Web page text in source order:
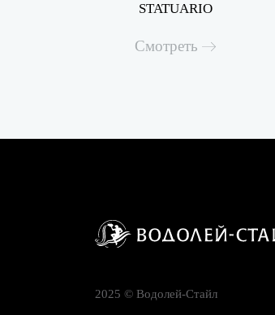
STATUARIO
Смотреть
2025 © Водолей-Cтайл